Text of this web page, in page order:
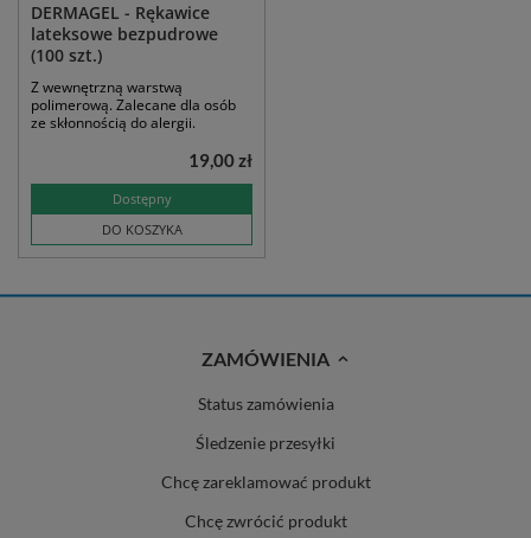
DERMAGEL - Rękawice
lateksowe bezpudrowe
(100 szt.)
Z wewnętrzną warstwą
polimerową. Zalecane dla osób
ze skłonnością do alergii.
Dostępny
DO KOSZYKA
19,00 zł
ZAMÓWIENIA
Status zamówienia
Śledzenie przesyłki
Chcę zareklamować produkt
Chcę zwrócić produkt